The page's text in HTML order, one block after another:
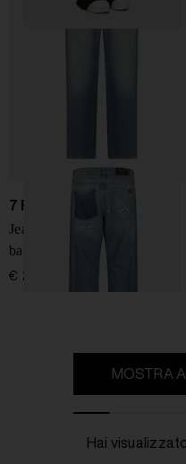
7 FOR ALL MANKIND
Jeans denim a gamba dritta
bassa
€ 260,00
MOSTRA
Hai